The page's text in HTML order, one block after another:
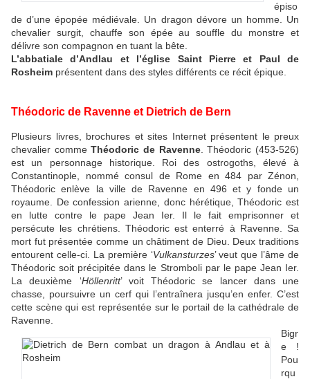
épiso
de d’une épopée médiévale. Un dragon dévore un homme. Un
chevalier surgit, chauffe son épée au souffle du monstre et
délivre son compagnon en tuant la bête.
L’abbatiale d’Andlau et l’église Saint Pierre et Paul de
Rosheim présentent dans des styles différents ce récit épique.
Théodoric de Ravenne et Dietrich de Bern
Plusieurs livres, brochures et sites Internet présentent le preux
chevalier commeThéodoric de Ravenne. Théodoric (453-526)
est un personnage historique. Roi des ostrogoths, élevé à
Constantinople, nommé consul de Rome en 484 par Zénon,
Théodoric enlève la ville de Ravenne en 496 et y fonde un
royaume. De confession arienne, donc hérétique, Théodoric est
en lutte contre le pape Jean Ier. Il le fait emprisonner et
persécute les chrétiens. Théodoric est enterré à Ravenne. Sa
mort fut présentée comme un châtiment de Dieu. Deux traditions
entourent celle-ci. La première ‘Vulkansturzes’ veut que l’âme de
Théodoric soit précipitée dans le Stromboli par le pape Jean Ier.
La deuxième ‘Höllenritt’ voit Théodoric se lancer dans une
chasse, poursuivre un cerf qui l’entraînera jusqu’en enfer. C’est
cette scène qui est représentée sur le portail de la cathédrale de
Ravenne.
Bigr
e !
Pou
rqu